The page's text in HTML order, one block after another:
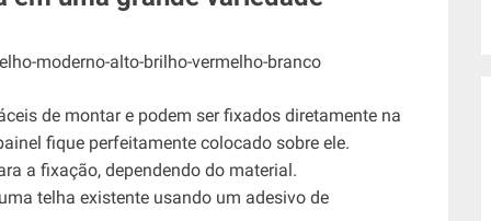
de montar e podem ser fixados diretamente na
fique perfeitamente colocado sobre ele.
a fixação, dependendo do material.
telha existente usando um adesivo de